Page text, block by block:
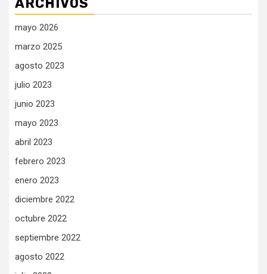
ARCHIVOS
mayo 2026
marzo 2025
agosto 2023
julio 2023
junio 2023
mayo 2023
abril 2023
febrero 2023
enero 2023
diciembre 2022
octubre 2022
septiembre 2022
agosto 2022